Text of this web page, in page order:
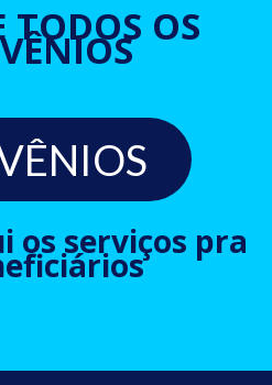
TODOS OS
os serviços pra